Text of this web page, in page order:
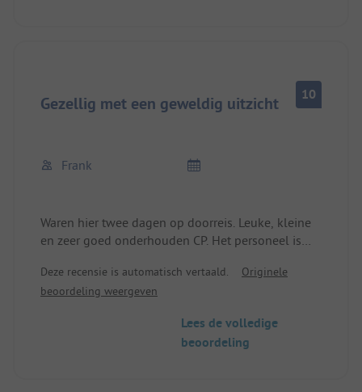
Gezellig met een geweldig uitzicht 10
Frank
Waren hier twee dagen op doorreis. Leuke, kleine
en zeer goed onderhouden CP. Het personeel is
Geweldig klein zwembad om in te ontspannen. We
hebben van hieruit een uitstapje gemaakt naar
Genève. De kampeerplaatsen hebben water- en
rioolaansluiting. Het sanitair is eenvoudig maar
Deze recensie is automatisch vertaald.
Originele
beoordeling weergeven
Lees de volledige
beoordeling